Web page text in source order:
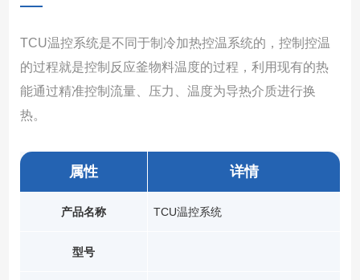
TCU温控系统是不同于制冷加热控温系统的，控制控温
的过程就是控制反应釜物料温度的过程，利用现有的热
能通过精准控制流量、压力、温度为导热介质进行换
热。
属性
产品名称
型号
详情
TCU温控系统